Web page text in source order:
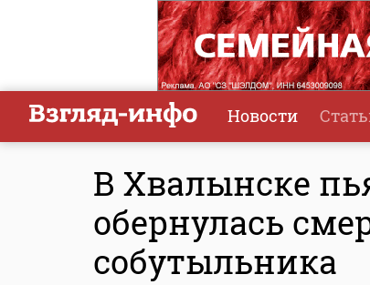
Новости
В Хвалынске
обернулась
собутыльника